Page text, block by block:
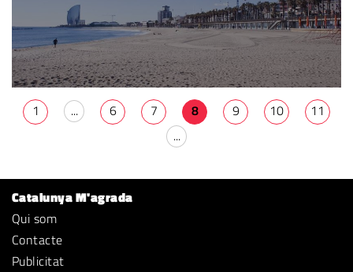
1 ... 6 7 8 9 10
11
...
Catalunya M'agrada
Qui som
Contacte
Publicitat